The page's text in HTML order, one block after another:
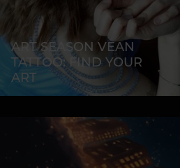
ART SEASON VEAN
TATTOO: FIND YOUR
ART